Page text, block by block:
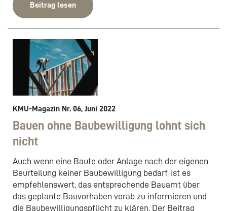
Beitrag lesen
KMU-Magazin Nr. 06, Juni 2022
Bauen ohne Baubewilligung lohnt sich
nicht
Auch wenn eine Baute oder Anlage nach der eigenen
Beurteilung keiner Baubewilligung bedarf, ist es
empfehlenswert, das entsprechende Bauamt über
das geplante Bauvorhaben vorab zu informieren und
die Baubewilligungspflicht zu klären. Der Beitrag